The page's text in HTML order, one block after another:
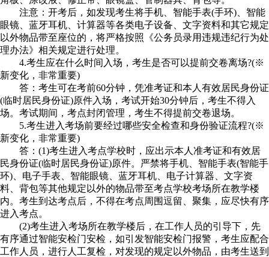
注意：开考后，如发现考生将手机、智能手表(手环)、智能
眼镜、蓝牙耳机、计算器等各类电子设备、文字资料和其它规定
以外物品带至座位的，将严格按照《公务员录用违规违纪行为处
理办法》相关规定进行处理。
4.考生应在什么时间入场，考生是否可以提前交卷离场?(※
新变化，非常重要)
答：考生可在考前60分钟，凭准考证和本人有效居民身份证
(临时居民身份证)原件入场，考试开始30分钟后，考生不得入
场。考试期间，考点封闭管理，考生不得提前交卷退场。
5.考生进入考场前要经过哪些安全检查和身份验证流程?(※
新变化，非常重要)
答：(1)考生进入考点学校时，应出示本人准考证和有效居
民身份证(临时居民身份证)原件。严禁将手机、智能手表(智能手
环)、电子手表、智能眼镜、蓝牙耳机、电子计算器、文字资
料、背包等其他规定以外的物品带至考点学校考场所在教学楼
内。考生到达考点后，不得在考点周围逗留、聚集，应尽快有序
进入考点。
(2)考生进入考场所在教学楼后，在工作人员的引导下，先
有序通过智能安检门安检，如引发智能安检门报警，考生应配合
工作人员，进行人工复检，对发现的规定以外物品，由考生送到